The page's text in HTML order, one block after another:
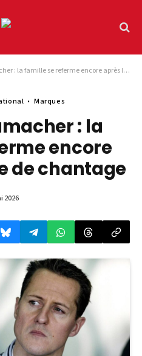
famille se referme encore après l’affaire de chantage
Marques
: la
encore
de chantage
2026